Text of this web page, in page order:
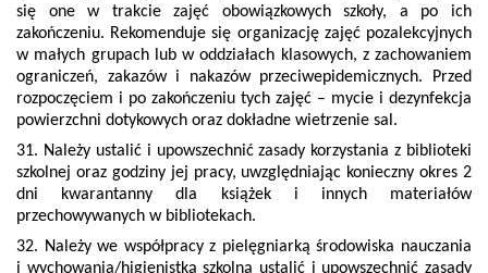
się one w trakcie zajęć obowiązkowych szkoły, a po ich
zakończeniu. Rekomenduje się organizację zajęć pozalekcyjnych
w małych grupach lub w oddziałach klasowych, z zachowaniem
ograniczeń, zakazów i nakazów przeciwepidemicznych. Przed
rozpoczęciem i po zakończeniu tych zajęć – mycie i dezynfekcja
powierzchni dotykowych oraz dokładne wietrzenie sal.
31. Należy ustalić i upowszechnić zasady korzystania z biblioteki
szkolnej oraz godziny jej pracy, uwzględniając konieczny okres 2
dni kwarantanny dla książek i innych materiałów
przechowywanych w bibliotekach.
32. Należy we współpracy z pielęgniarką środowiska nauczania
i wychowania/higienistką szkolną ustalić i upowszechnić zasady